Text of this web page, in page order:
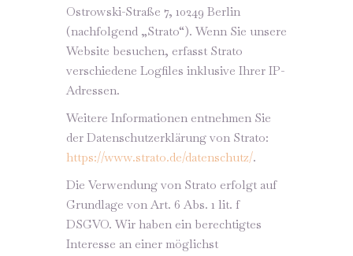
Ostrowski-Straße 7, 10249 Berlin
(nachfolgend „Strato“). Wenn Sie unsere
Website besuchen, erfasst Strato
verschiedene Logfiles inklusive Ihrer IP-
Adressen.
Weitere Informationen entnehmen Sie
der Datenschutzerklärung von Strato:
https://www.strato.de/datenschutz/.
Die Verwendung von Strato erfolgt auf
Grundlage von Art. 6 Abs. 1 lit. f
DSGVO. Wir haben ein berechtigtes
Interesse an einer möglichst